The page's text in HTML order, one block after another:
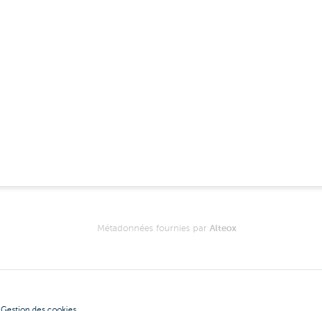
Métadonnées fournies par Alteox